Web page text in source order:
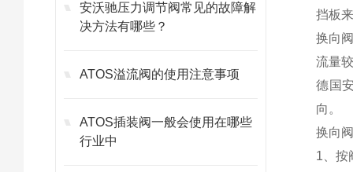
安沃驰压力调节阀常见的故障解
决方法有哪些？
ATOS溢流阀的使用注意事项
ATOS插装阀一般会使用在哪些
行业中
挡板
换向
流量
德国
向。
换向
1、按